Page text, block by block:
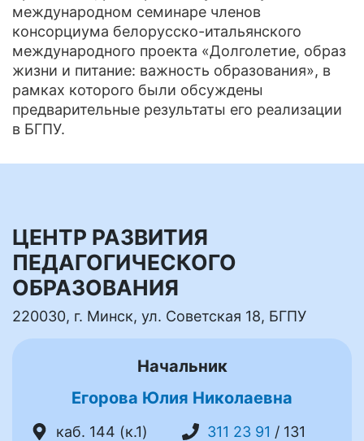
международном семинаре членов
консорциума белорусско-итальянского
международного проекта «Долголетие, образ
жизни и питание: важность образования», в
рамках которого были обсуждены
предварительные результаты его реализации
в БГПУ.
ЦЕНТР РАЗВИТИЯ
ПЕДАГОГИЧЕСКОГО
ОБРАЗОВАНИЯ
220030, г. Минск, ул. Советская 18, БГПУ
Начальник
Егорова Юлия Николаевна
каб. 144 (к.1) 311 23 91 / 131